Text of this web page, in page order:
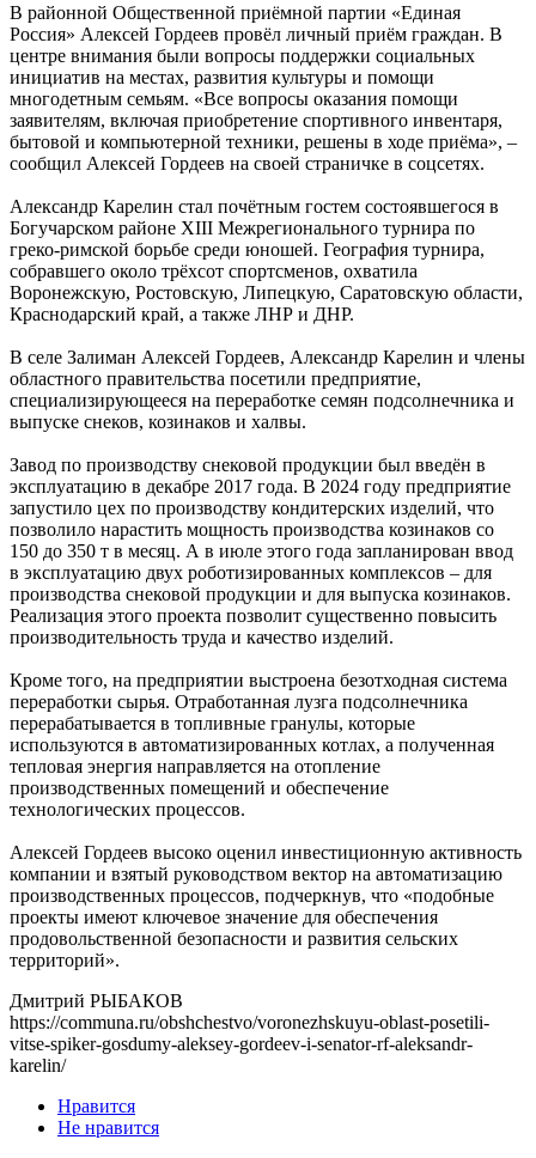
В районной Общественной приёмной партии «Единая
Россия» Алексей Гордеев провёл личный приём граждан. В
центре внимания были вопросы поддержки социальных
инициатив на местах, развития культуры и помощи
многодетным семьям. «Все вопросы оказания помощи
заявителям, включая приобретение спортивного инвентаря,
бытовой и компьютерной техники, решены в ходе приёма», –
сообщил Алексей Гордеев на своей страничке в соцсетях.
Александр Карелин стал почётным гостем состоявшегося в
Богучарском районе XIII Межрегионального турнира по
греко-римской борьбе среди юношей. География турнира,
собравшего около трёхсот спортсменов, охватила
Воронежскую, Ростовскую, Липецкую, Саратовскую области,
Краснодарский край, а также ЛНР и ДНР.
В селе Залиман Алексей Гордеев, Александр Карелин и члены
областного правительства посетили предприятие,
специализирующееся на переработке семян подсолнечника и
выпуске снеков, козинаков и халвы.
Завод по производству снековой продукции был введён в
эксплуатацию в декабре 2017 года. В 2024 году предприятие
запустило цех по производству кондитерских изделий, что
позволило нарастить мощность производства козинаков со
150 до 350 т в месяц. А в июле этого года запланирован ввод
в эксплуатацию двух роботизированных комплексов – для
производства снековой продукции и для выпуска козинаков.
Реализация этого проекта позволит существенно повысить
производительность труда и качество изделий.
Кроме того, на предприятии выстроена безотходная система
переработки сырья. Отработанная лузга подсолнечника
перерабатывается в топливные гранулы, которые
используются в автоматизированных котлах, а полученная
тепловая энергия направляется на отопление
производственных помещений и обеспечение
технологических процессов.
Алексей Гордеев высоко оценил инвестиционную активность
компании и взятый руководством вектор на автоматизацию
производственных процессов, подчеркнув, что «подобные
проекты имеют ключевое значение для обеспечения
продовольственной безопасности и развития сельских
территорий».
Дмитрий РЫБАКОВ
https://communa.ru/obshchestvo/voronezhskuyu-oblast-posetili-
vitse-spiker-gosdumy-aleksey-gordeev-i-senator-rf-aleksandr-
karelin/
Нравится
Не нравится